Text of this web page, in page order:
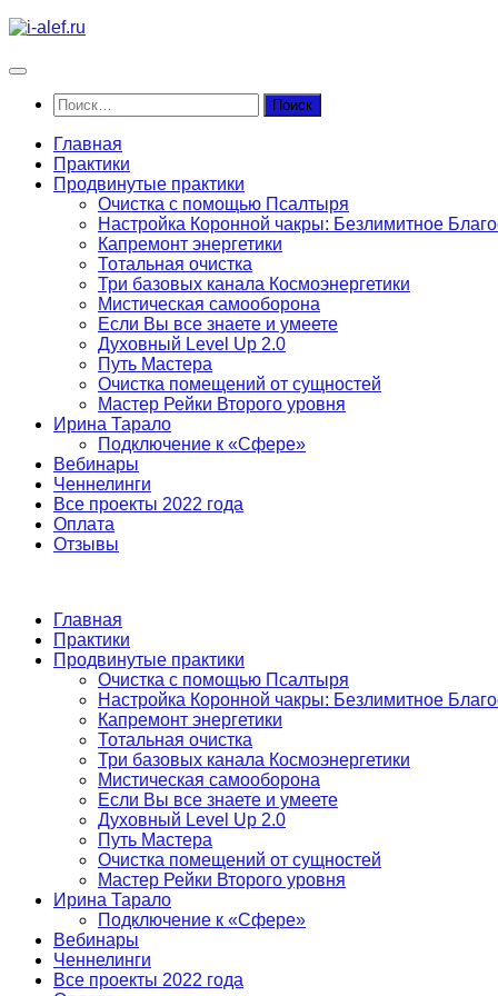
Перейти
содержимому
Найти:
Главная
Практики
Продвинутые практики
Очистка с помощью Псалтыря
Настройка Коронной чакры: Безлимитное
Капремонт энергетики
Тотальная очистка
Три базовых канала Космоэнергетики
Мистическая самооборона
Если Вы все знаете и умеете
Духовный Level Up 2.0
Путь Мастера
Очистка помещений от сущностей
Мастер Рейки Второго уровня
Ирина Тарало
Подключение к «Сфере»
Вебинары
Ченнелинги
Все проекты 2022 года
Оплата
Отзывы
Главная
Практики
Продвинутые практики
Очистка с помощью Псалтыря
Настройка Коронной чакры: Безлимитное
Капремонт энергетики
Тотальная очистка
Три базовых канала Космоэнергетики
Мистическая самооборона
Если Вы все знаете и умеете
Духовный Level Up 2.0
Путь Мастера
Очистка помещений от сущностей
Мастер Рейки Второго уровня
Ирина Тарало
Подключение к «Сфере»
Вебинары
Ченнелинги
Все проекты 2022 года